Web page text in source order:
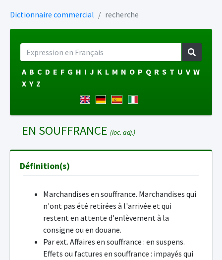
Dictionnaire commercial recherche
A B C D E F G H I J K L M N O P Q R S T U V W
X Y Z
EN SOUFFRANCE (loc. adj.)
Définition(s)
Marchandises en souffrance. Marchandises qui
n'ont pas été retirées à l'arrivée et qui
restent en attente d'enlèvement à la
consigne ou en douane.
Par ext. Affaires en souffrance : en suspens.
Effets ou factures en souffrance : impayés qui